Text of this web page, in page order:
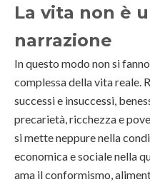
La vita non è
narrazione
In questo modo non si
complessa della vita reale.
successi e insuccessi,
precarietà, ricchezza e
si mette neppure nella
economica e sociale nella
ama il conformismo,